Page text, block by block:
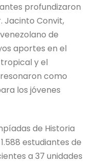
profundizaron
Jacinto Convit,
de
aportes en el
y el
como
los jóvenes
de Historia
estudiantes de
a 37 unidades